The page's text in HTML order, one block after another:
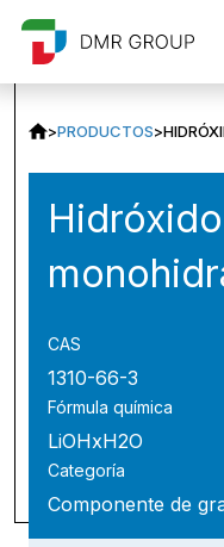
>PRODUCTOS>
CAS
1310-66-3
Fórmula química
LiOHxH2O
Categoría
Componente de